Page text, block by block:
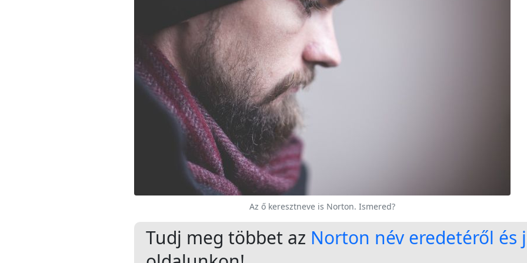
Az ő keresztneve is Norton. Ismered?
Tudj meg többet az Norton név eredetéről és